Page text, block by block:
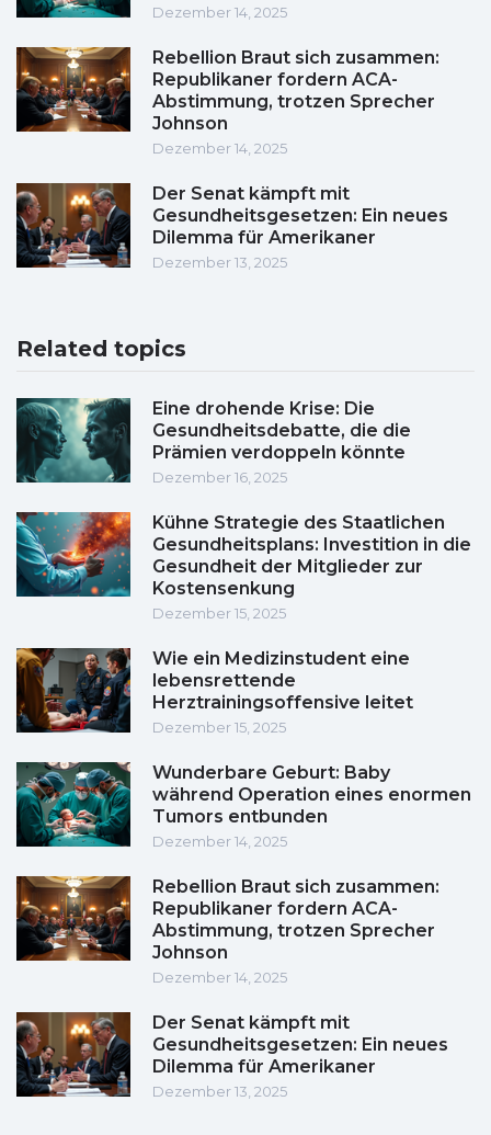
Dezember 14, 2025
Rebellion Braut sich zusammen:
Republikaner fordern ACA-
Abstimmung, trotzen Sprecher
Johnson
Dezember 14, 2025
Der Senat kämpft mit
Gesundheitsgesetzen: Ein neues
Dilemma für Amerikaner
Dezember 13, 2025
Related topics
Eine drohende Krise: Die
Gesundheitsdebatte, die die
Prämien verdoppeln könnte
Dezember 16, 2025
Kühne Strategie des Staatlichen
Gesundheitsplans: Investition in die
Gesundheit der Mitglieder zur
Kostensenkung
Dezember 15, 2025
Wie ein Medizinstudent eine
lebensrettende
Herztrainingsoffensive leitet
Dezember 15, 2025
Wunderbare Geburt: Baby
während Operation eines enormen
Tumors entbunden
Dezember 14, 2025
Rebellion Braut sich zusammen:
Republikaner fordern ACA-
Abstimmung, trotzen Sprecher
Johnson
Dezember 14, 2025
Der Senat kämpft mit
Gesundheitsgesetzen: Ein neues
Dilemma für Amerikaner
Dezember 13, 2025